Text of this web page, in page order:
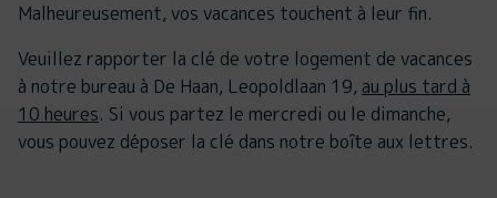
Malheureusement, vos vacances touchent à leur fin.
Veuillez rapporter la clé de votre logement de vacances
à notre bureau à De Haan, Leopoldlaan 19, au plus tard à
10 heures. Si vous partez le mercredi ou le dimanche,
vous pouvez déposer la clé dans notre boîte aux lettres.